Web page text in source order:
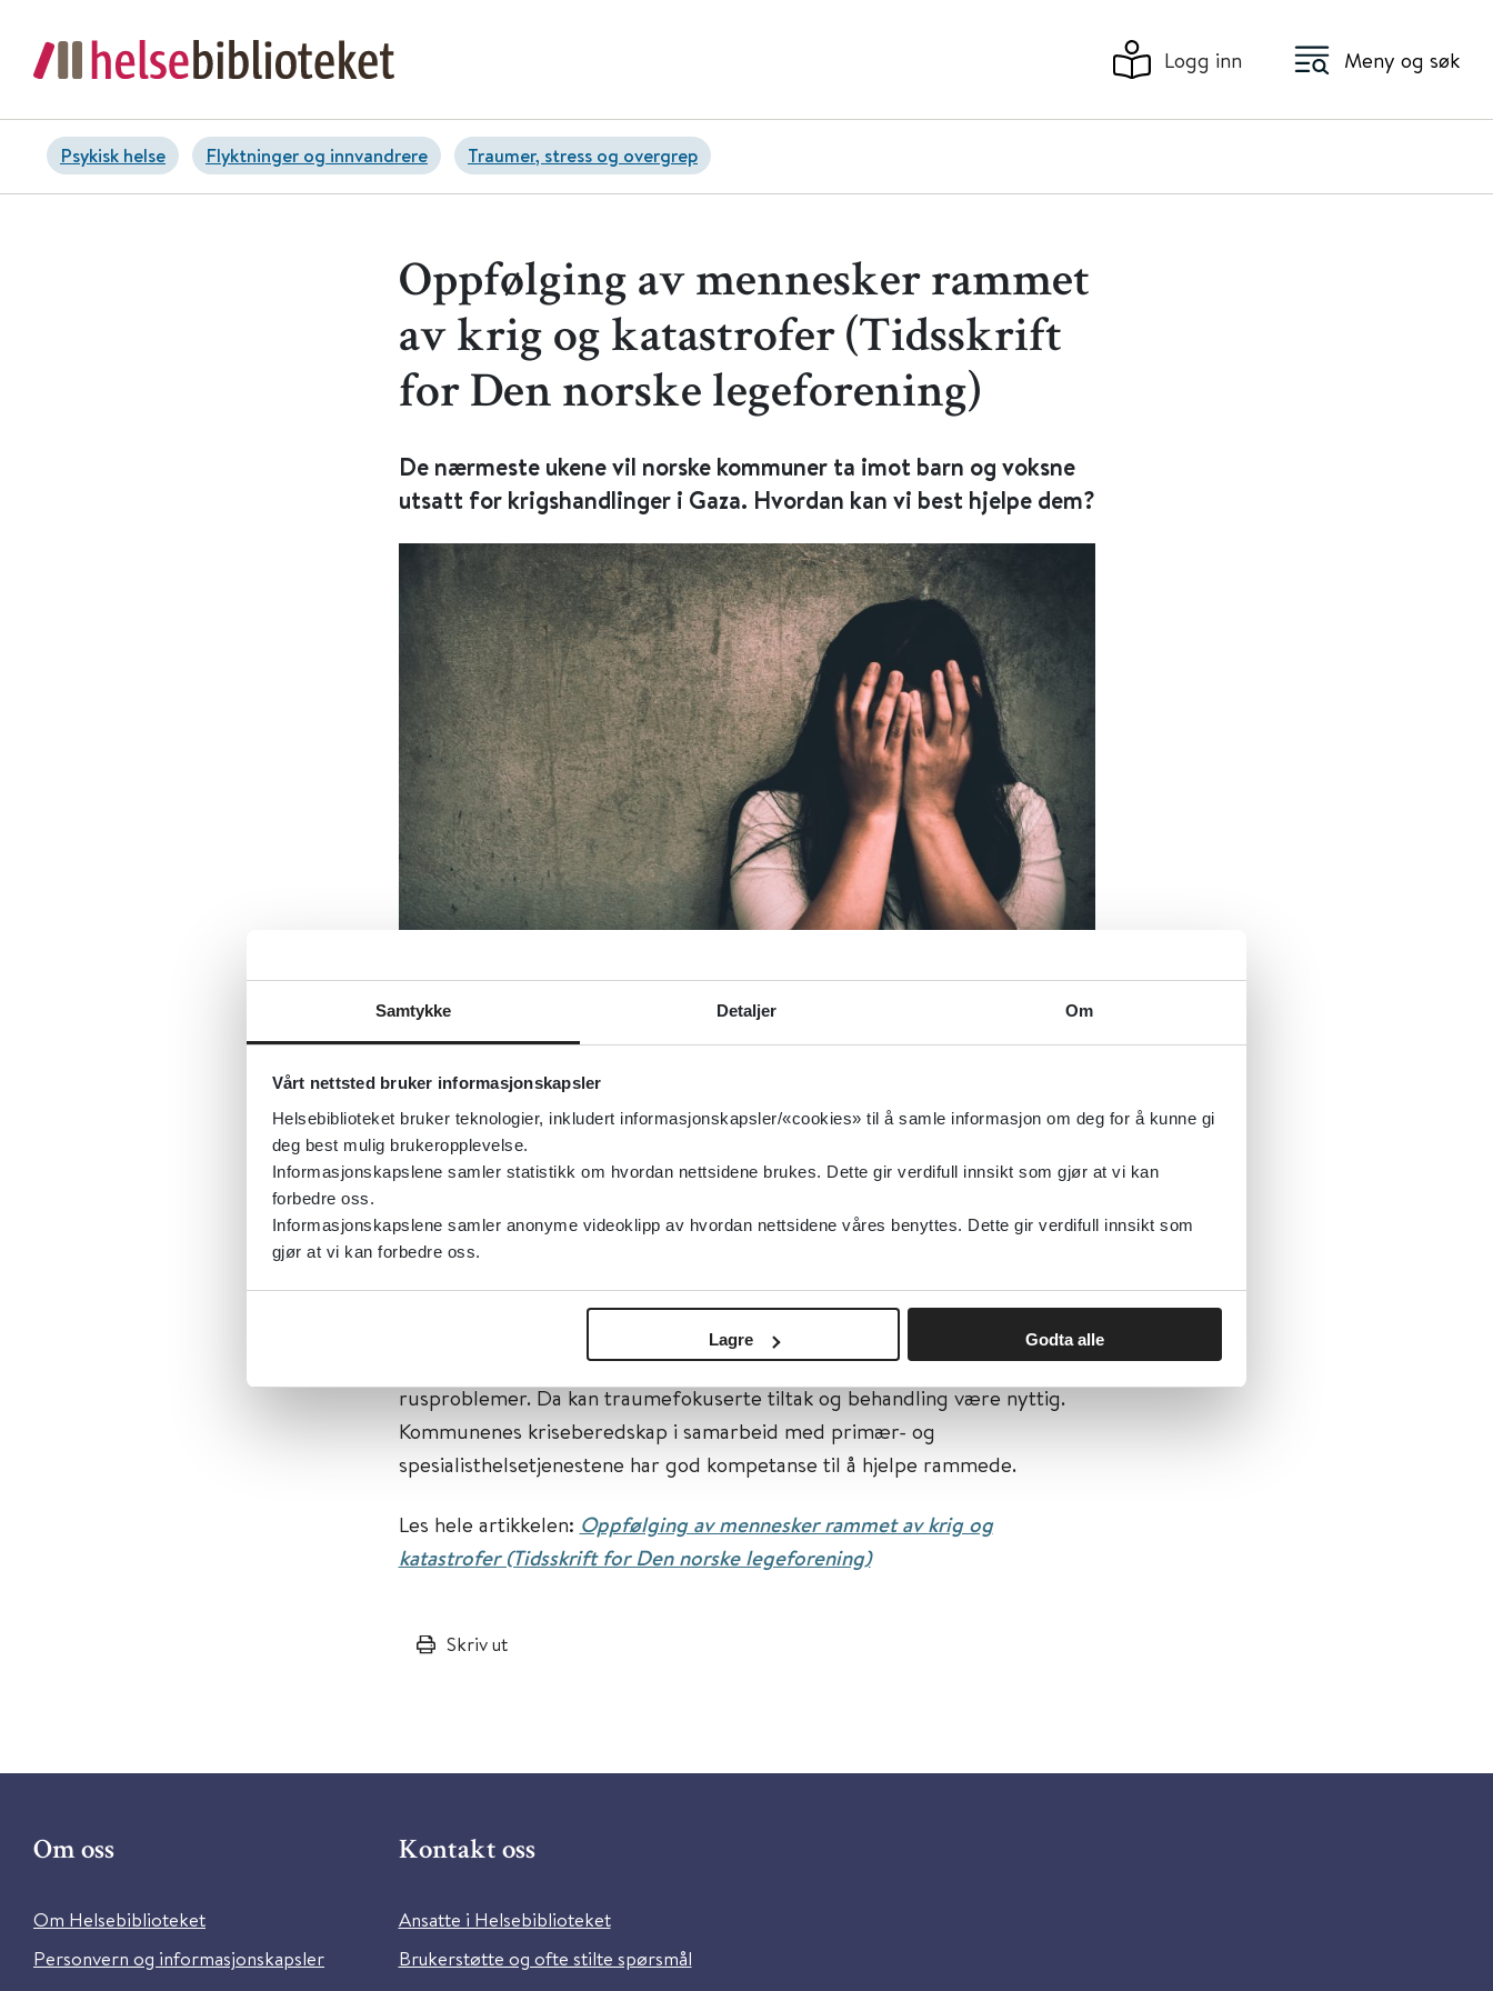
Samtykke Detaljer Om
Vårt nettsted bruker informasjonskapsler
Helsebiblioteket bruker teknologier, inkludert informasjonskapsler/«cookies» til å samle informasjon om deg for å kunne gi
deg best mulig brukeropplevelse.
Informasjonskapslene samler statistikk om hvordan nettsidene brukes. Dette gir verdifull innsikt som gjør at vi kan
forbedre oss.
Informasjonskapslene samler anonyme videoklipp av hvordan nettsidene våres benyttes. Dette gir verdifull innsikt som
gjør at vi kan forbedre oss.
Lagre Godta alle
Logg inn Meny og søk
Psykisk helse Flyktninger og innvandrere Traumer, stress og overgrep
Oppfølging av mennesker rammet
av krig og katastrofer (Tidsskrift
for Den norske legeforening)
De nærmeste ukene vil norske kommuner ta imot barn og voksne
utsatt for krigshandlinger i Gaza. Hvordan kan vi best hjelpe dem?
Ved uttalte symptomer kan traumefokuserte tiltak være nyttig. Ill.foto: Colourbox.
Publisert 09. januar 2024
Synne Øien Stensland m.fl.
Ved krig, katastrofer og kriser har de overlevende og familiene deres
behov for hjelp og støtte for å gjenopprette trygghet og komme tilbake til
daglige rutiner. For noen vil ikke dette være tilstrekkelig til å hindre
vedvarende reaksjoner og plager, som ved uttalte symptomer på
posttraumatisk stress, angst, depresjon, traumatisk sorg eller
rusproblemer. Da kan traumefokuserte tiltak og behandling være nyttig.
Kommunenes kriseberedskap i samarbeid med primær- og
spesialisthelsetjenestene har god kompetanse til å hjelpe rammede.
Les hele artikkelen: Oppfølging av mennesker rammet av krig og
katastrofer (Tidsskrift for Den norske legeforening)
Skriv ut
Om oss
Om Helsebiblioteket
Personvern og informasjonskapsler
Kontakt oss
Ansatte i Helsebiblioteket
Brukerstøtte og ofte stilte spørsmål